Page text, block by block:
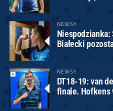
NEWSY
Niespodzianka:
Białecki
NEWSY
DT18-19: van
finale. Hofkens